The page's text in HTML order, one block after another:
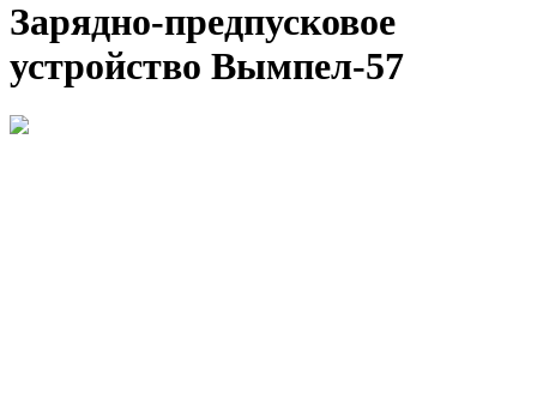
Зарядно-предпусковое
устройство Вымпел-57